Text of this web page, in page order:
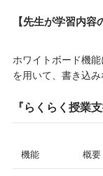
【先生が学習内
ホワイトボード機
を用いて、書き込み
『らくらく授業
機能 概要